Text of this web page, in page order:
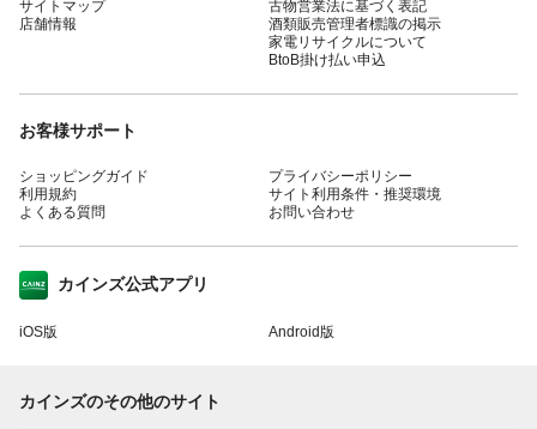
サイトマップ
店舗情報
古物営業法に基づく表記
酒類販売管理者標識の掲示
家電リサイクルについて
BtoB掛け払い申込
お客様サポート
ショッピングガイド
利用規約
よくある質問
プライバシーポリシー
サイト利用条件・推奨環境
お問い合わせ
カインズ公式アプリ
iOS版 Android版
カインズのその他のサイト